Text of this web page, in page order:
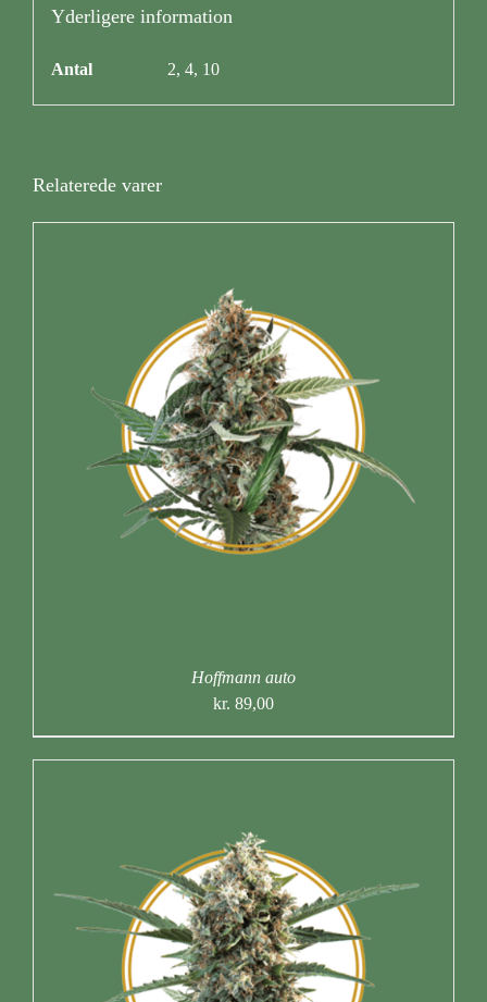
Yderligere information
Antal 2, 4, 10
Relaterede varer
Hoffmann auto
kr. 89,00